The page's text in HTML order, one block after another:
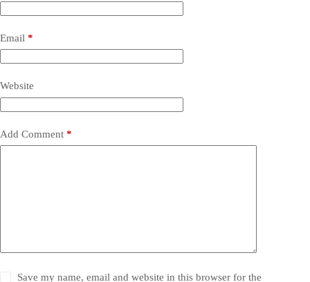
Email *
Website
Add Comment *
Save my name, email and website in this browser for the